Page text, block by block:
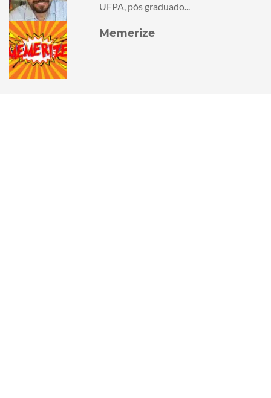
UFPA, pós graduado...
Memerize